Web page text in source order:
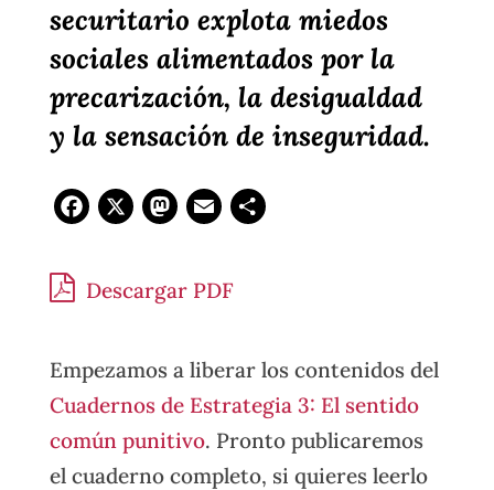
securitario explota miedos
sociales alimentados por la
precarización, la desigualdad
y la sensación de inseguridad.
Facebook
X Mastodon
Email
Descargar PDF
Empezamos a liberar los contenidos del
Cuadernos de Estrategia 3: El sentido
común punitivo. Pronto publicaremos
el cuaderno completo, si quieres leerlo